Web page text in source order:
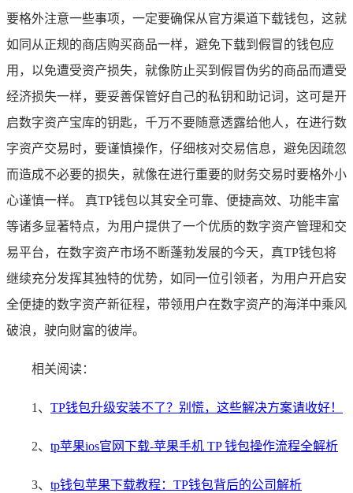
要格外注意一些事项，一定要确保从官方渠道下载钱包，这就
如同从正规的商店购买商品一样，避免下载到假冒的钱包应
用，以免遭受资产损失，就像防止买到假冒伪劣的商品而遭受
经济损失一样，要妥善保管好自己的私钥和助记词，这可是开
启数字资产宝库的钥匙，千万不要随意透露给他人，在进行数
字资产交易时，要谨慎操作，仔细核对交易信息，避免因疏忽
而造成不必要的损失，就像在进行重要的财务交易时要格外小
心谨慎一样。 真TP钱包以其安全可靠、便捷高效、功能丰富
等诸多显著特点，为用户提供了一个优质的数字资产管理和交
易平台，在数字资产市场不断蓬勃发展的今天，真TP钱包将
继续充分发挥其独特的优势，如同一位引领者，为用户开启安
全便捷的数字资产新征程，带领用户在数字资产的海洋中乘风
破浪，驶向财富的彼岸。
相关阅读：
1、 TP钱包升级安装不了？别慌，这些解决方案请收好！
2、 tp苹果ios官网下载-苹果手机 TP 钱包操作流程全解析
3、 tp钱包苹果下载教程：TP钱包背后的公司解析